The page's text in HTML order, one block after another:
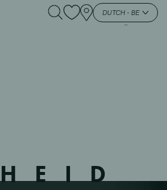
DUTCH - BE
– – HEURE